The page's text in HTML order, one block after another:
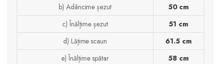
b) Adâncime șezut
50 cm
c) Înălțime șezut
51 cm
d) Lățime scaun
61.5 cm
e) Înălțime spătar
58 cm